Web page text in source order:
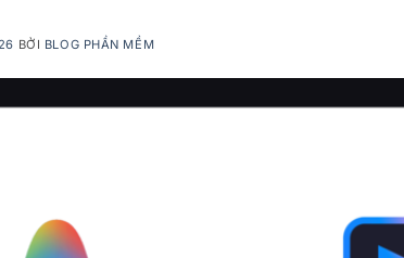
BỞI BLOG PHẦN MỀM